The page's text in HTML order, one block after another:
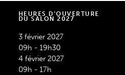
HEURES D'OUVERTURE
DU SALON 2027
3 février 2027
09h - 19h30
4 février 2027
09h - 17h